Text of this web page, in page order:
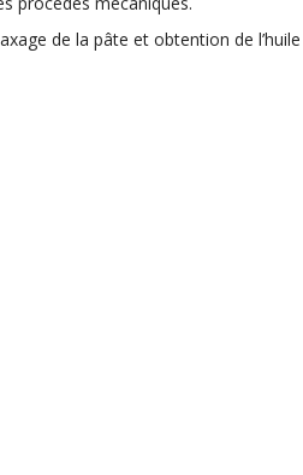
de la pâte et obtention de